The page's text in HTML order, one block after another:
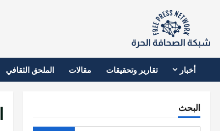
أخبار تقارير وتحقيقات مقالات الملحق الثقافي
البحث